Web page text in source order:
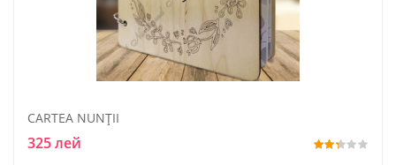
CARTEA NUNŢII
325 лей